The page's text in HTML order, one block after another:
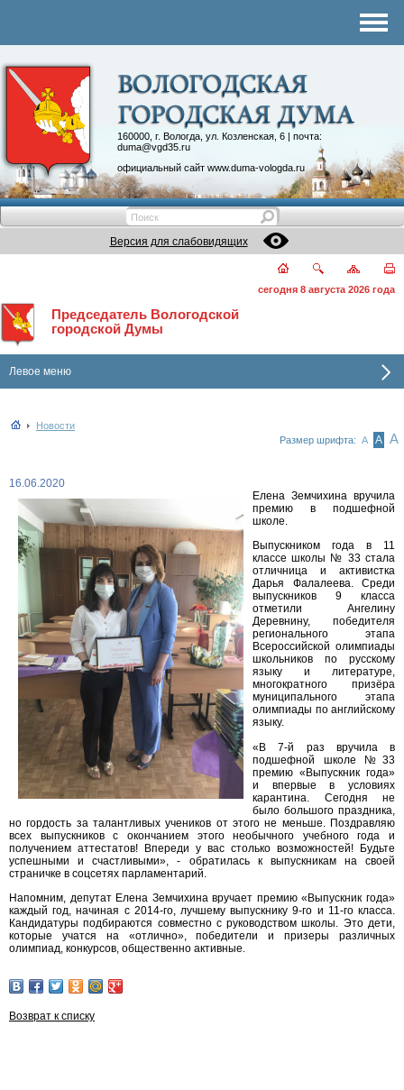
160000, г. Вологда, ул. Козленская, 6 | почта:
duma@vgd35.ru
официальный сайт www.duma-vologda.ru
Контакты
Депутатские объединения
Версия для слабовидящих
сегодня 8 августа 2026 года
Председатель Вологодской
городской Думы
Левое меню
Новости
Размер шрифта: А А А
16.06.2020
Елена Земчихина вручила
премию в подшефной
школе.
Выпускником года в 11
классе школы № 33 стала
отличница и активистка
Дарья Фалалеева. Среди
выпускников 9 класса
отметили Ангелину
Деревнину, победителя
регионального этапа
Всероссийской олимпиады
школьников по русскому
языку и литературе,
многократного призёра
муниципального этапа
олимпиады по английскому
языку.
«В 7-й раз вручила в
подшефной школе №33
премию «Выпускник года»
и впервые в условиях
карантина. Сегодня не
было большого праздника,
но гордость за талантливых учеников от этого не меньше. Поздравляю
всех выпускников с окончанием этого необычного учебного года и
получением аттестатов! Впереди у вас столько возможностей! Будьте
успешными и счастливыми», - обратилась к выпускникам на своей
страничке в соцсетях парламентарий.
Напомним, депутат Елена Земчихина вручает премию «Выпускник года»
каждый год, начиная с 2014-го, лучшему выпускнику 9-го и 11-го класса.
Кандидатуры подбираются совместно с руководством школы. Это дети,
которые учатся на «отлично», победители и призеры различных
олимпиад, конкурсов, общественно активные.
Возврат к списку